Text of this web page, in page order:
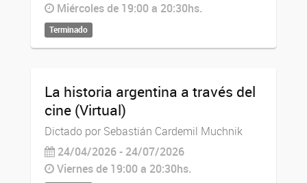
Miércoles de 19:00 a 20:30hs.
Terminado
La historia argentina a través del
cine (Virtual)
Dictado por Sebastián Cardemil Muchnik
24/04/2026 - 24/07/2026
Viernes de 19:00 a 20:30hs.